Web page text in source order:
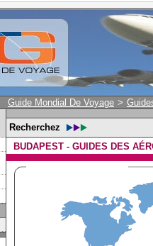
Guide Mondial De Voyage >
Recherchez
BUDAPEST - GUIDES DES